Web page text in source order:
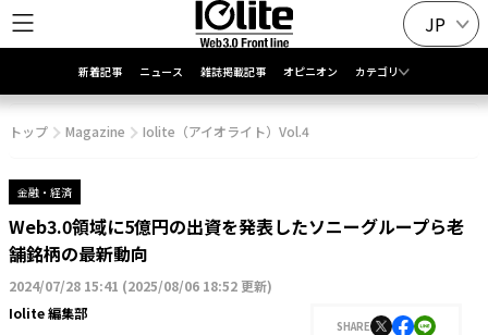
JP
新着記事 ニュース 雑誌掲載記事 オピニオン カテゴリ
トップ Magazine Iolite（アイオライト）Vol.4
金融・経済
Web3.0領域に5億円の出資を発表したソニーグループら老
舗銘柄の最新動向
2024/07/28 15:41 (2025/08/06 18:52 更新)
Iolite 編集部
SHARE